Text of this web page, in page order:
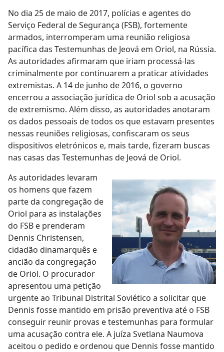
No dia 25 de maio de 2017, polícias e agentes do
Serviço Federal de Segurança (FSB), fortemente
armados, interromperam uma reunião religiosa
pacífica das Testemunhas de Jeová em Oriol, na Rússia.
As autoridades afirmaram que iriam processá-las
criminalmente por continuarem a praticar atividades
extremistas. A 14 de junho de 2016, o governo
encerrou a associação jurídica de Oriol sob a acusação
de extremismo. Além disso, as autoridades anotaram
os dados pessoais de todos os que estavam presentes
nessas reuniões religiosas, confiscaram os seus
dispositivos eletrónicos e, mais tarde, fizeram buscas
nas casas das Testemunhas de Jeová de Oriol.
As autoridades levaram
os homens que fazem
parte da congregação de
Oriol para as instalações
do FSB e prenderam
Dennis Christensen,
cidadão dinamarquês e
ancião da congregação
de Oriol. O procurador
apresentou uma petição
urgente ao Tribunal Distrital Soviético a solicitar que
Dennis fosse mantido em prisão preventiva até o FSB
conseguir reunir provas e testemunhas para formular
uma acusação contra ele. A juíza Svetlana Naumova
aceitou o pedido e ordenou que Dennis fosse mantido